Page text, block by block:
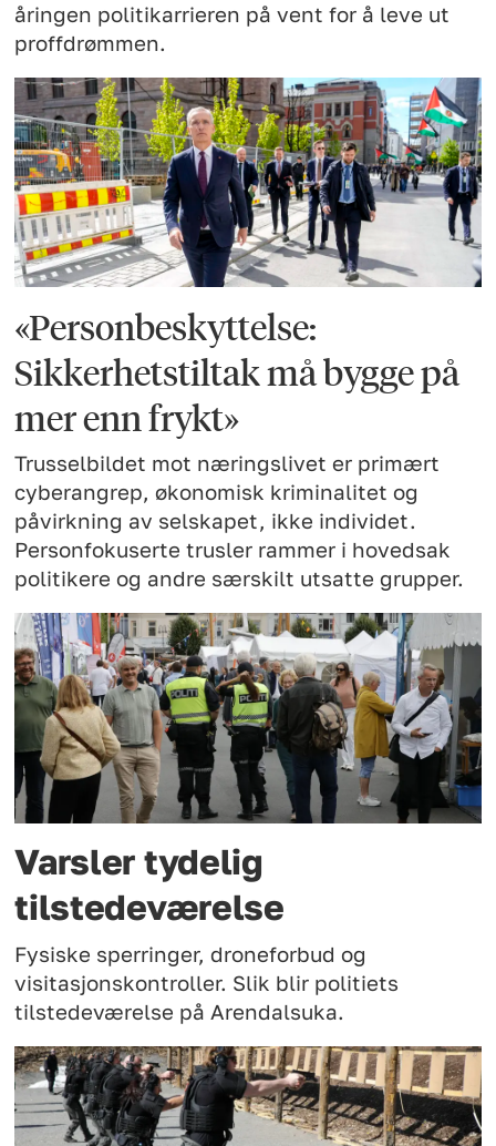
åringen politikarrieren på vent for å leve ut
proffdrømmen.
«Personbeskyttelse:
Sikkerhetstiltak må bygge på
mer enn frykt»
Trusselbildet mot næringslivet er primært
cyberangrep, økonomisk kriminalitet og
påvirkning av selskapet, ikke individet.
Personfokuserte trusler rammer i hovedsak
politikere og andre særskilt utsatte grupper.
Varsler tydelig
tilstedeværelse
Fysiske sperringer, droneforbud og
visitasjonskontroller. Slik blir politiets
tilstedeværelse på Arendalsuka.